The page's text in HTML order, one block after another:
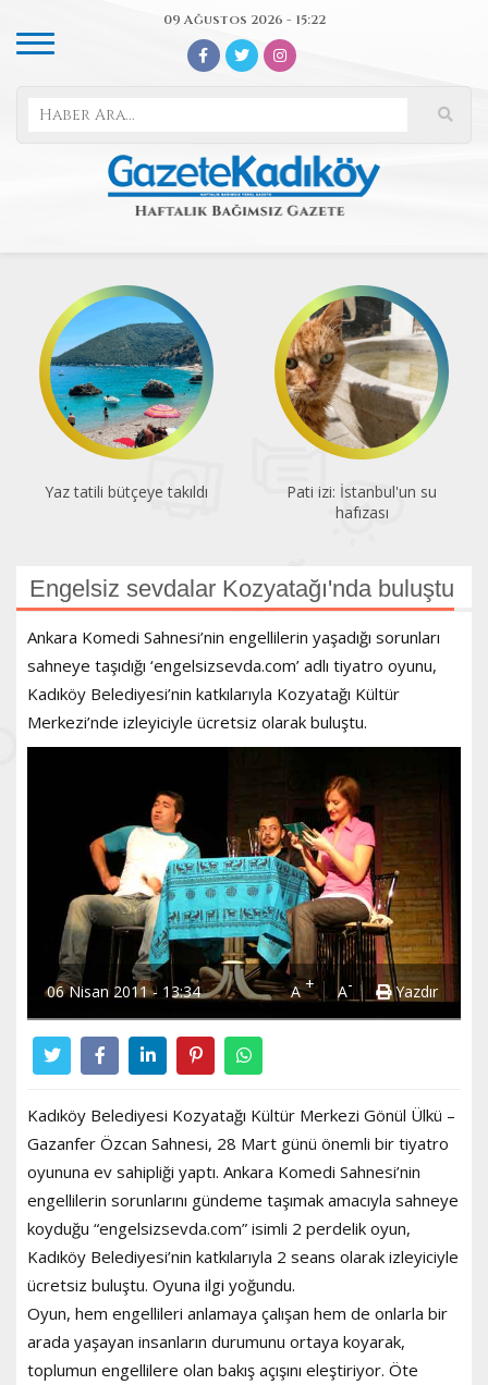
09 Ağustos 2026 - 15:22
Yaz tatili bütçeye takıldı
Pati izi: İstanbul'un su
hafızası
Engelsiz sevdalar Kozyatağı'nda buluştu
Ankara Komedi Sahnesi’nin engellilerin yaşadığı sorunları
sahneye taşıdığı ‘engelsizsevda.com’ adlı tiyatro oyunu,
Kadıköy Belediyesi’nin katkılarıyla Kozyatağı Kültür
Merkezi’nde izleyiciyle ücretsiz olarak buluştu.
06 Nisan 2011 - 13:34 A+ A- Yazdır
Kadıköy Belediyesi Kozyatağı Kültür Merkezi Gönül Ülkü –
Gazanfer Özcan Sahnesi, 28 Mart günü önemli bir tiyatro
oyununa ev sahipliği yaptı. Ankara Komedi Sahnesi’nin
engellilerin sorunlarını gündeme taşımak amacıyla sahneye
koyduğu “engelsizsevda.com” isimli 2 perdelik oyun,
Kadıköy Belediyesi’nin katkılarıyla 2 seans olarak izleyiciyle
ücretsiz buluştu. Oyuna ilgi yoğundu.
Oyun, hem engellileri anlamaya çalışan hem de onlarla bir
arada yaşayan insanların durumunu ortaya koyarak,
toplumun engellilere olan bakış açışını eleştiriyor. Öte